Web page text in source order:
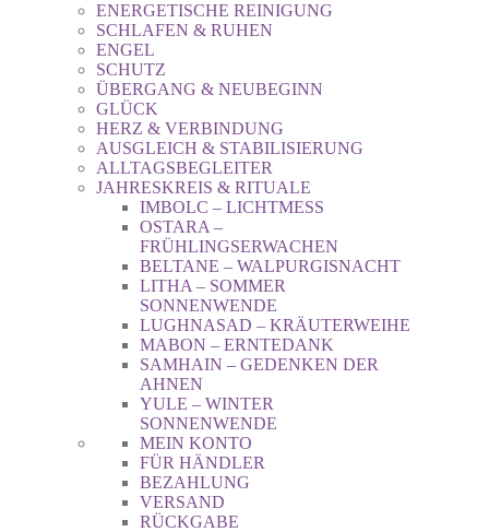
ENERGETISCHE REINIGUNG
SCHLAFEN & RUHEN
ENGEL
SCHUTZ
ÜBERGANG & NEUBEGINN
GLÜCK
HERZ & VERBINDUNG
AUSGLEICH & STABILISIERUNG
ALLTAGSBEGLEITER
JAHRESKREIS & RITUALE
IMBOLC – LICHTMESS
OSTARA –
FRÜHLINGSERWACHEN
BELTANE – WALPURGISNACHT
LITHA – SOMMER
SONNENWENDE
LUGHNASAD – KRÄUTERWEIHE
MABON – ERNTEDANK
SAMHAIN – GEDENKEN DER
AHNEN
YULE – WINTER
SONNENWENDE
MEIN KONTO
FÜR HÄNDLER
BEZAHLUNG
VERSAND
RÜCKGABE